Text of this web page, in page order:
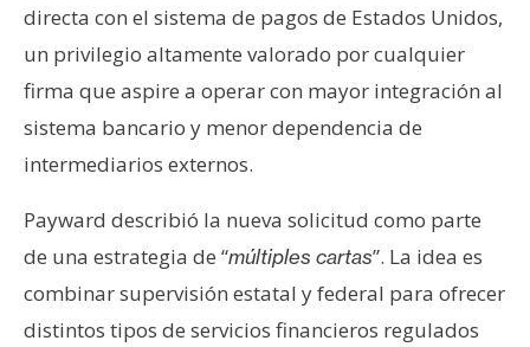
directa con el sistema de pagos de Estados Unidos,
un privilegio altamente valorado por cualquier
firma que aspire a operar con mayor integración al
sistema bancario y menor dependencia de
intermediarios externos.
Payward describió la nueva solicitud como parte
de una estrategia de “múltiples cartas”. La idea es
combinar supervisión estatal y federal para ofrecer
distintos tipos de servicios financieros regulados